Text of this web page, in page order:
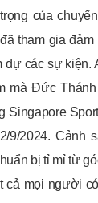
của
tham gia
các sự kiện.
mà Đức
Singapore
9/2024. Cảnh
bị tỉ mỉ từ
cả mọi người